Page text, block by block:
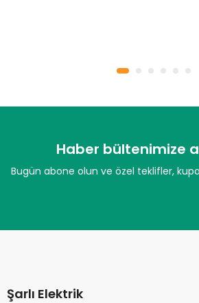
Haber bültenimize
Bugün abone olun ve özel teklifler,
Şarlı Elektrik